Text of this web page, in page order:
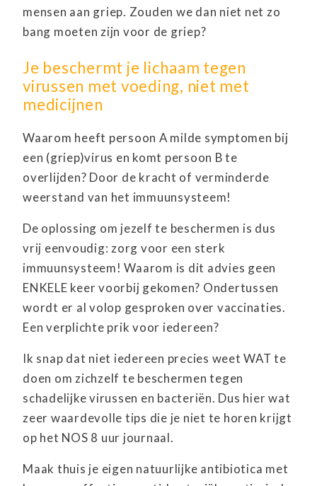
mensen aan griep. Zouden we dan niet net zo
bang moeten zijn voor de griep?
Je beschermt je lichaam tegen
virussen met voeding, niet met
medicijnen
Waarom heeft persoon A milde symptomen bij
een (griep)virus en komt persoon B te
overlijden? Door de kracht of verminderde
weerstand van het immuunsysteem!
De oplossing om jezelf te beschermen is dus
vrij eenvoudig: zorg voor een sterk
immuunsysteem! Waarom is dit advies geen
ENKELE keer voorbij gekomen? Ondertussen
wordt er al volop gesproken over vaccinaties.
Een verplichte prik voor iedereen?
Ik snap dat niet iedereen precies weet WAT te
doen om zichzelf te beschermen tegen
schadelijke virussen en bacteriën. Dus hier wat
zeer waardevolle tips die je niet te horen krijgt
op het NOS 8 uur journaal.
Maak thuis je eigen natuurlijke antibiotica met